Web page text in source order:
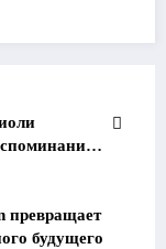
превращает
будущего